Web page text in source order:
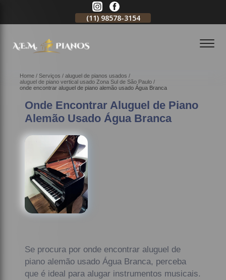
(11) 98578-3154
Home Serviços
aluguel de pianos usados
aluguel de piano vertical usado Zona Sul de São Paulo
onde encontrar aluguel de piano alemão usado Água Branca
Onde Encontrar Aluguel de Piano
Alemão Usado Água Branca
Se procura por onde encontrar aluguel de
piano alemão usado Água Branca, perceba
que é ideal para alugar instrumentos musicais.